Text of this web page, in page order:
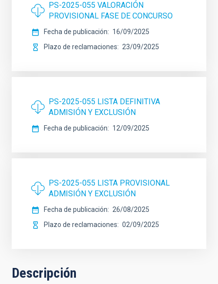
PS-2025-055 VALORACIÓN
PROVISIONAL FASE DE CONCURSO
Fecha de publicación
16/09/2025
Plazo de reclamaciones
23/09/2025
PS-2025-055 LISTA DEFINITIVA
ADMISIÓN Y EXCLUSIÓN
Fecha de publicación 12/09/2025
PS-2025-055 LISTA PROVISIONAL
ADMISIÓN Y EXCLUSIÓN
Fecha de publicación
26/08/2025
Plazo de reclamaciones
02/09/2025
Descripción